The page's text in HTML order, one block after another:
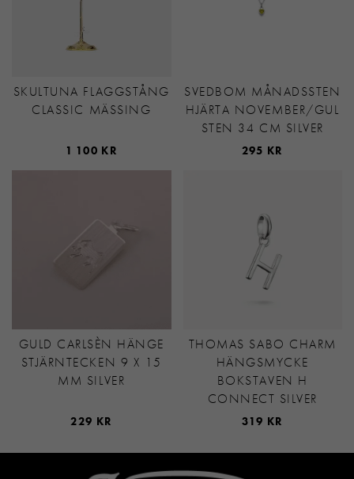
SKULTUNA FLAGGSTÅNG
CLASSIC MÄSSING
1 100 KR
SVEDBOM MÅNADSSTEN
HJÄRTA NOVEMBER/GUL
STEN 34 CM SILVER
295 KR
GULD CARLSÈN HÄNGE
STJÄRNTECKEN 9 X 15
MM SILVER
229 KR
THOMAS SABO CHARM
HÄNGSMYCKE
BOKSTAVEN H
CONNECT SILVER
319 KR